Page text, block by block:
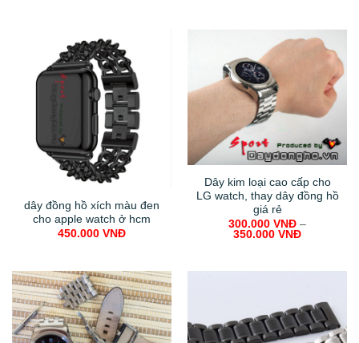
dây đồng hồ xích màu đen
cho apple watch ở hcm
450.000 VNĐ
Dây kim loại cao cấp cho
LG watch, thay dây đồng hồ
giá rẻ
300.000 VNĐ –
350.000 VNĐ